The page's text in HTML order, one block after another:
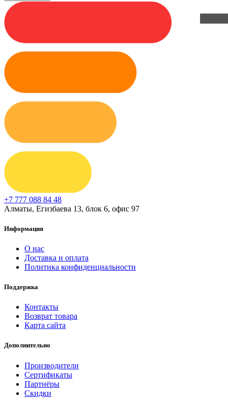
+7 777 088 84 48
Алматы, Егизбаева 13, блок 6, офис 97
Информация
О нас
Доставка и оплата
Политика конфиденциальности
Поддержка
Контакты
Возврат товара
Карта сайта
Дополнительно
Производители
Сертификаты
Партнёры
Скидки